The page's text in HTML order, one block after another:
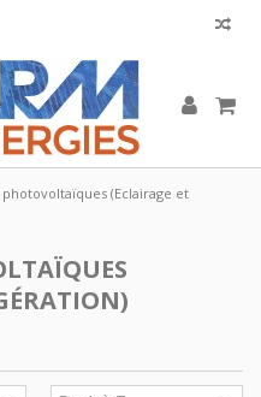
photovoltaïques (Eclairage et